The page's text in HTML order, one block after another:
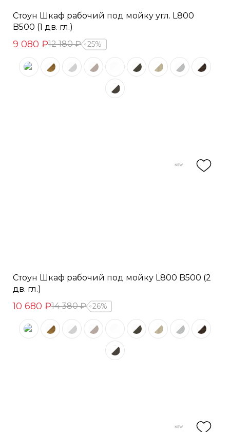
Стоун Шкаф рабочий под мойку угл. L800
B500 (1 дв. гл.)
9 080 ₽12 180 ₽ 25%
Стоун Шкаф рабочий под мойку L800 B500 (2
дв. гл.)
10 680 ₽14 380 ₽ 26%